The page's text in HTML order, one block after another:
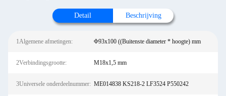
Detail Beschrijving
1Algemene afmetingen: Φ93x100 ((Buitenste diameter * hoogte) mm
2Verbindingsgrootte: M18x1,5 mm
3Universele onderdeelnummer: ME014838 KS218-2 LF3524 P550242